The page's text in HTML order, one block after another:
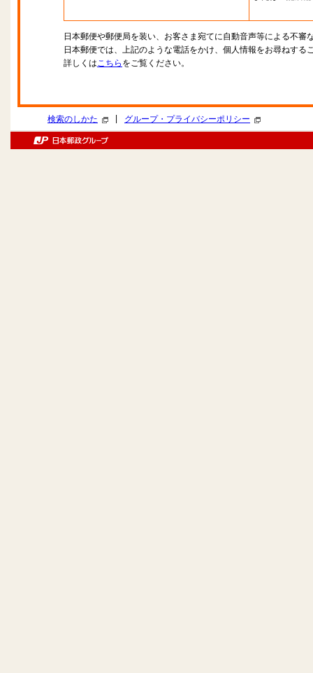
日本郵便や郵便局を装い、お客さま宛てに自動音声等による不審
日本郵便では、上記のような電話をかけ、個人情報をお尋ねする
詳しくはこちら をご覧ください。
検索のしかた グループ・プライバシーポリシー